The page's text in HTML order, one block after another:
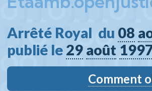
Arrêté Royal  du 08
publié le 29 août
Comment